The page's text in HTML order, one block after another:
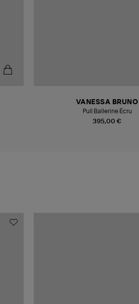
395,00 €
VANESSA BRUNO
Pull Ballerine Écru